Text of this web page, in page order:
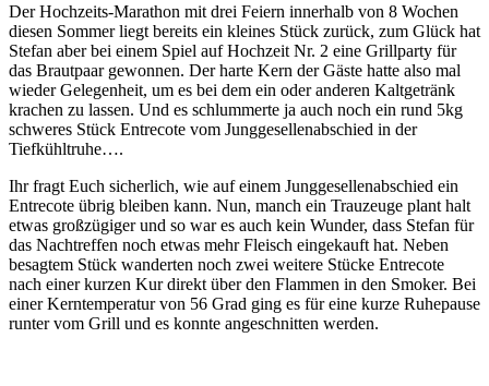
Der Hochzeits-Marathon mit drei Feiern innerhalb von 8 Wochen
diesen Sommer liegt bereits ein kleines Stück zurück, zum Glück hat
Stefan aber bei einem Spiel auf Hochzeit Nr. 2 eine Grillparty für
das Brautpaar gewonnen. Der harte Kern der Gäste hatte also mal
wieder Gelegenheit, um es bei dem ein oder anderen Kaltgetränk
krachen zu lassen. Und es schlummerte ja auch noch ein rund 5kg
schweres Stück Entrecote vom Junggesellenabschied in der
Tiefkühltruhe….
Ihr fragt Euch sicherlich, wie auf einem Junggesellenabschied ein
Entrecote übrig bleiben kann. Nun, manch ein Trauzeuge plant halt
etwas großzügiger und so war es auch kein Wunder, dass Stefan für
das Nachtreffen noch etwas mehr Fleisch eingekauft hat. Neben
besagtem Stück wanderten noch zwei weitere Stücke Entrecote
nach einer kurzen Kur direkt über den Flammen in den Smoker. Bei
einer Kerntemperatur von 56 Grad ging es für eine kurze Ruhepause
runter vom Grill und es konnte angeschnitten werden.